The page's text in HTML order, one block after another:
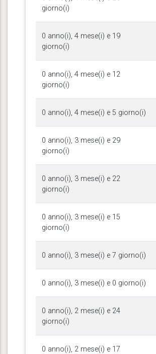
giorno(i)
0 anno(i), 4 mese(i) e 19
giorno(i)
0 anno(i), 4 mese(i) e 12
giorno(i)
0 anno(i), 4 mese(i) e 5 giorno(i)
0 anno(i), 3 mese(i) e 29
giorno(i)
0 anno(i), 3 mese(i) e 22
giorno(i)
0 anno(i), 3 mese(i) e 15
giorno(i)
0 anno(i), 3 mese(i) e 7 giorno(i)
0 anno(i), 3 mese(i) e 0 giorno(i)
0 anno(i), 2 mese(i) e 24
giorno(i)
0 anno(i), 2 mese(i) e 17